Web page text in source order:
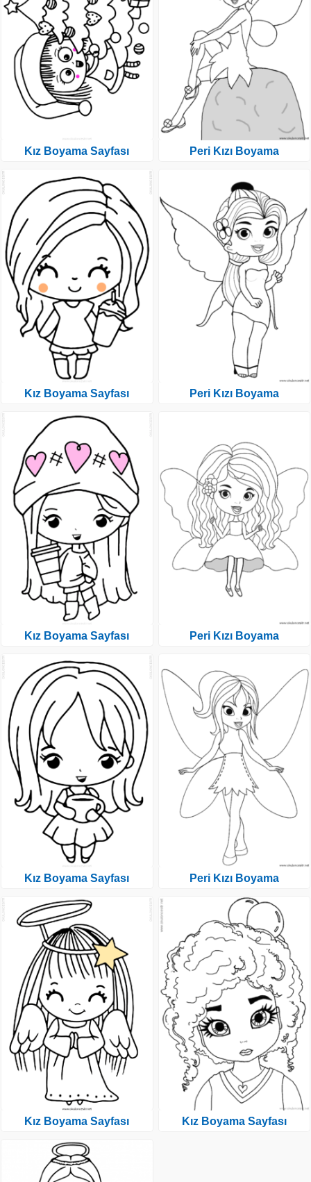
Kız Boyama Sayfası
Kız Boyama Sayfası
Kız Boyama Sayfası
Kız Boyama Sayfası
Kız Boyama Sayfası
Peri Kızı Boyama
Peri Kızı Boyama
Peri Kızı Boyama
Peri Kızı Boyama
Kız Boyama Sayfası